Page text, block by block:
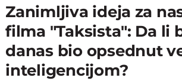
Zanimljiva ideja za
filma "Taksista": Da li
danas bio opsednut
inteligencijom?